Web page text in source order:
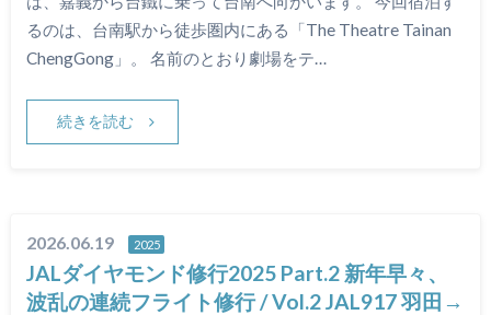
るのは、台南駅から徒歩圏内にある「The Theatre Tainan
ChengGong」。 名前のとおり劇場をテ…
続きを読む
2026.06.19 2025
JALダイヤモンド修行2025 Part.2 新年早々、
波乱の連続フライト修行 / Vol.2 JAL917 羽田→